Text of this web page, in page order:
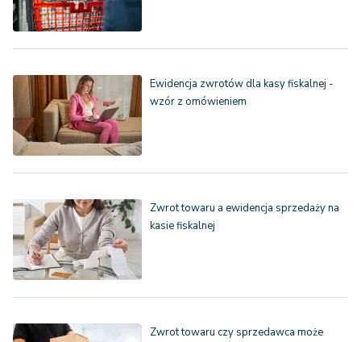
Ewidencja zwrotów dla kasy fiskalnej -
wzór z omówieniem
Zwrot towaru a ewidencja sprzedaży na
kasie fiskalnej
Zwrot towaru czy sprzedawca może